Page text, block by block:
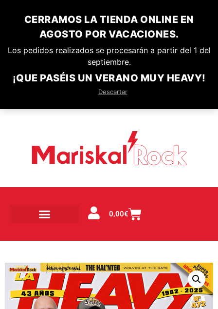
CERRAMOS LA TIENDA ONLINE EN
AGOSTO POR VACACIONES.
Los pedidos realizados se procesarán a partir del 1 del
septiembre.
¡QUE PASÉIS UN VERANO MUY HEAVY!
Descartar
0,00€